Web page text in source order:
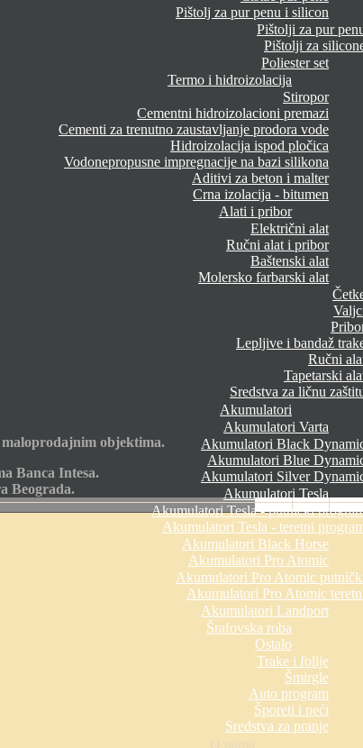
Pištolj za pur penu i silicon
Pištolji za pur
Pištolji za
Poliester set
Termo i hidroizolacija
Stiropor
Cementni hidroizolacioni premazi
Cementi za trenutno zaustavljanje prodora vode
Hidroizolacija ispod pločica
Vodonepropusne impregnacije na bazi silikona
Aditivi za beton i malter
Crna izolacija - bitumen
Alati i pribor
Električni alat
Ručni alat i pribor
Baštenski alat
Molersko farbarski alat
Lepljive i bandaž
Ručni
Tapetarski
Sredstva za ličnu
Akumulatori
Akumulatori Varta
Akumulatori Black
Akumulatori Blue
Akumulatori Silver
Akumulatori Tesla
Akumulatori Tesla - putnički
Akumulatori Tesla - teretni
Akumulatori Black Horse
Akumulatori Pro Atomic
Akumulatori Pro Atomic
Akumulatori Pro Atomic
Akumulatori Landport
Šrafovska roba
Ostalo
Trake i folije
Šmirgle
Auto program
Šporeti i peći
Sredstva za pranje
objektima.
Banca Intesa.
Beograda.